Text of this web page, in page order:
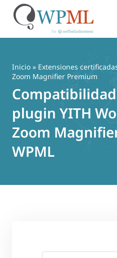
contenido
Inicio » Extensiones
Zoom Magnifier Premium
plugin YITH
Zoom
WPML